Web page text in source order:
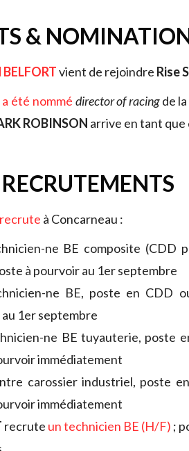
&
vient de rejoindre Rise
a été nommé director of racingde la
ROBINSON arrive en tant
recrute à Concarneau :
ne BE composite (CDD
à pourvoir au 1er septembre
ne BE, poste en CDD
1er septembre
ne BE tuyauterie, poste
immédiatement
carossier industriel, poste
immédiatement
recrute un technicien BE (H/F) ;